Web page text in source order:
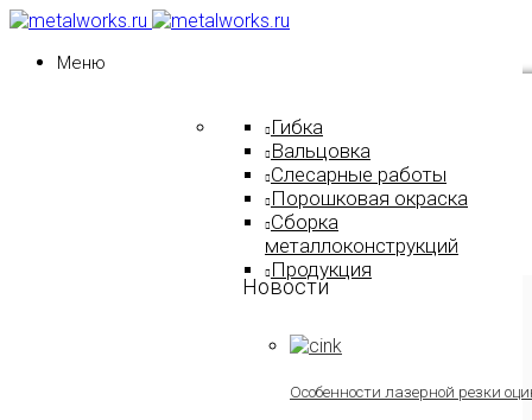
Меню
Гибка
Вальцовка
Слесарные работы
Порошковая окраска
Сборка
металлоконструкций
Продукция
Новости
Особенности лазерной резки